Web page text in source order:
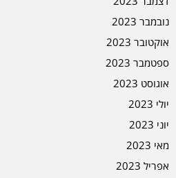
נובמבר 2023
אוקטובר 2023
ספטמבר 2023
אוגוסט 2023
יולי 2023
יוני 2023
מאי 2023
אפריל 2023